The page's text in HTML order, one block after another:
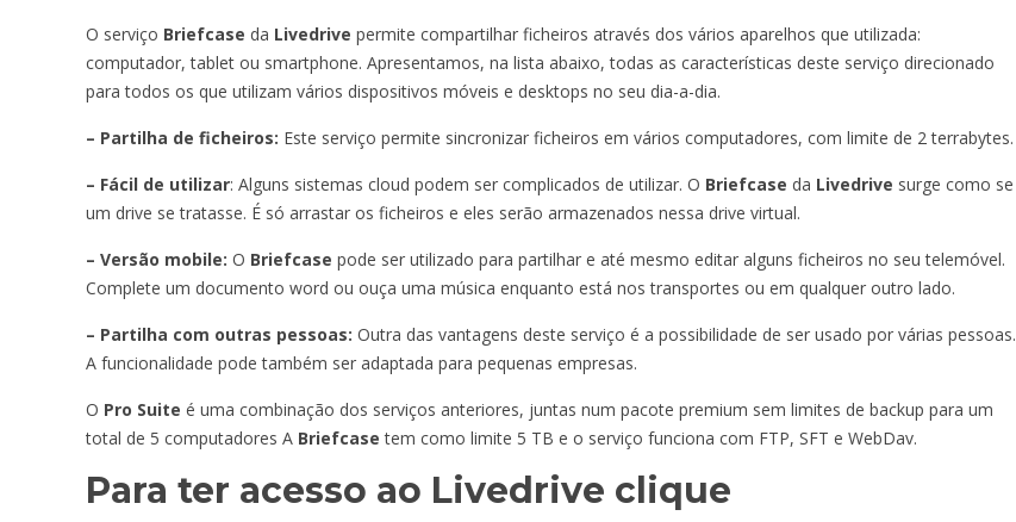
O serviço Briefcase da Livedrive permite compartilhar ficheiros através dos vários aparelhos que utilizada:
computador, tablet ou smartphone. Apresentamos, na lista abaixo, todas as características deste serviço direcionado
para todos os que utilizam vários dispositivos móveis e desktops no seu dia-a-dia.
– Partilha de ficheiros: Este serviço permite sincronizar ficheiros em vários computadores, com limite de 2 terrabytes.
– Fácil de utilizar: Alguns sistemas cloud podem ser complicados de utilizar. O Briefcase da Livedrive surge como se
um drive se tratasse. É só arrastar os ficheiros e eles serão armazenados nessa drive virtual.
– Versão mobile: O Briefcase pode ser utilizado para partilhar e até mesmo editar alguns ficheiros no seu telemóvel.
Complete um documento word ou ouça uma música enquanto está nos transportes ou em qualquer outro lado.
– Partilha com outras pessoas: Outra das vantagens deste serviço é a possibilidade de ser usado por várias pessoas.
A funcionalidade pode também ser adaptada para pequenas empresas.
O Pro Suite é uma combinação dos serviços anteriores, juntas num pacote premium sem limites de backup para um
total de 5 computadores A Briefcase tem como limite 5 TB e o serviço funciona com FTP, SFT e WebDav.
Para ter acesso ao Livedrive clique